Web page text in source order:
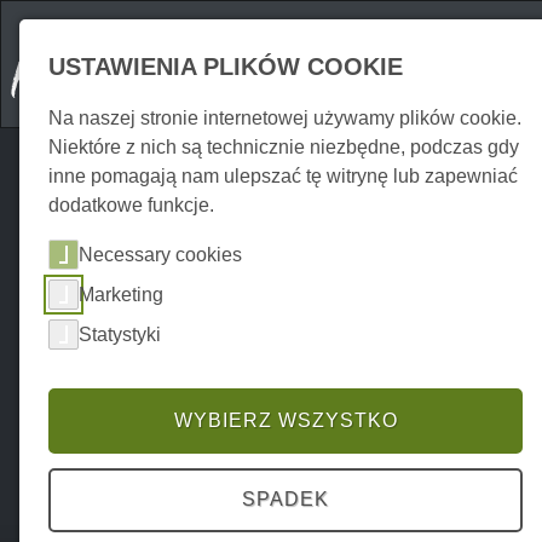
Wycieczki
USTAWIENIA PLIKÓW COOKIE
Na naszej stronie internetowej używamy plików cookie.
Niektóre z nich są technicznie niezbędne, podczas gdy
inne pomagają nam ulepszać tę witrynę lub zapewniać
dodatkowe funkcje.
Necessary cookies
Marketing
Statystyki
WYBIERZ WSZYSTKO
SPADEK